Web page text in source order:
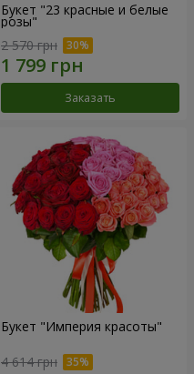
Букет "23 красные и белые
розы"
2 570 грн
Заказать
Букет "Империя красоты"
4 614 грн